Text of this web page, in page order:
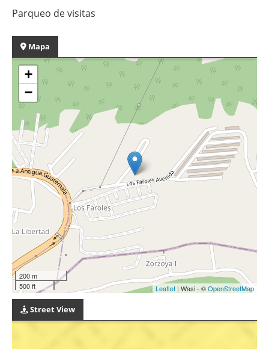
Parqueo de visitas
Mapa
+
−
200 m
500 ft
Leaflet | Wasi - ©OpenStreetMap
Street View